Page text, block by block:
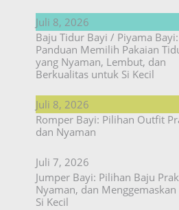
Juli 8, 2026
Baju Tidur Bayi / Piyama Bayi:
Panduan Memilih Pakaian
yang Nyaman, Lembut, dan
Berkualitas untuk Si Kecil
Juli 8, 2026
Romper Bayi: Pilihan Outfit
dan Nyaman
Juli 7, 2026
Jumper Bayi: Pilihan Baju
Nyaman, dan
Si Kecil